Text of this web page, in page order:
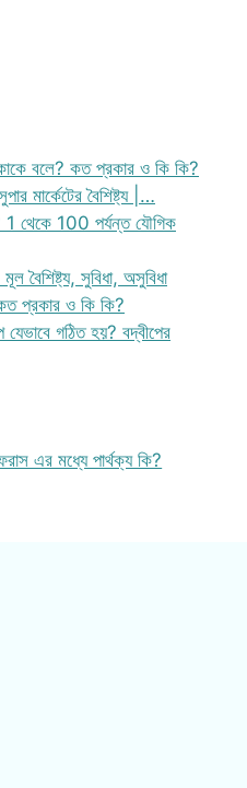
বলে? কত প্রকার ও কি কি?
মার্কেটের বৈশিষ্ট্য |…
1 থেকে 100 পর্যন্ত যৌগিক
বৈশিষ্ট্য, সুবিধা, অসুবিধা
প্রকার ও কি কি?
গঠিত হয়? বদ্বীপের
এর মধ্যে পার্থক্য কি?